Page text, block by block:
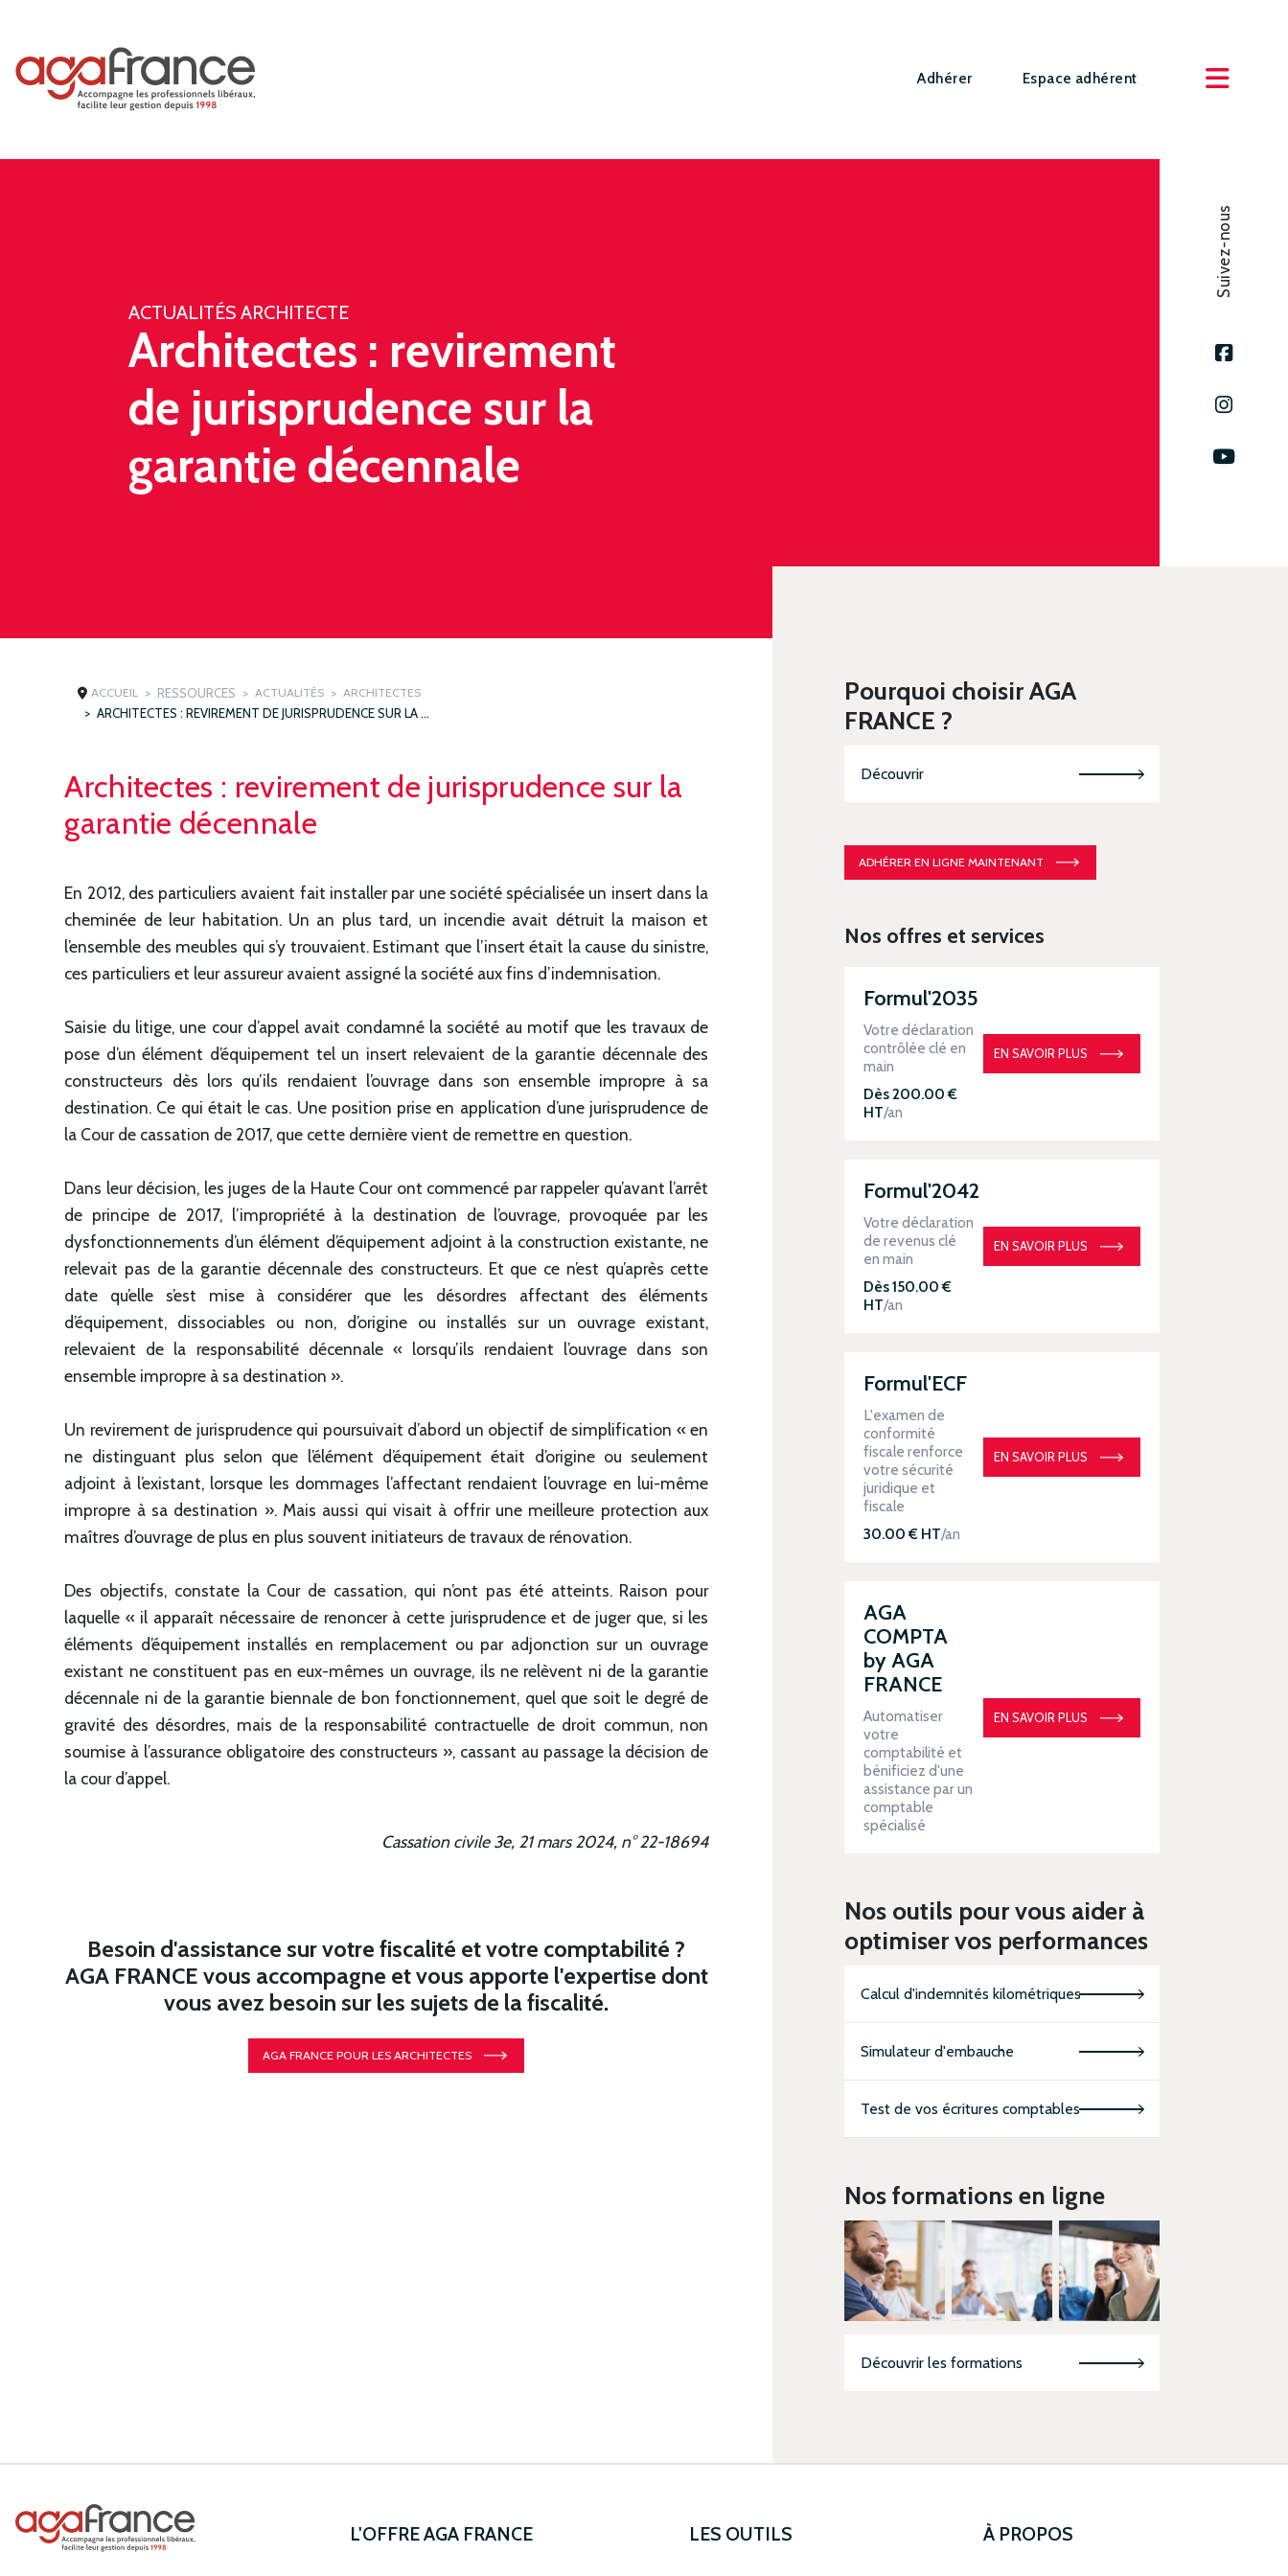
Adhérer Espace adhérent
ACTUALITÉS ARCHITECTE
Architectes : revirement
de jurisprudence sur la
garantie décennale
Suivez-nous
ACCUEIL RESSOURCES ACTUALITÉS ARCHITECTES
ARCHITECTES : REVIREMENT DE JURISPRUDENCE SUR LA GARANTIE DÉCENNALE
Architectes : revirement de jurisprudence sur la
garantie décennale
En 2012, des particuliers avaient fait installer par une société spécialisée un insert dans la
cheminée de leur habitation. Un an plus tard, un incendie avait détruit la maison et
l’ensemble des meubles qui s’y trouvaient. Estimant que l’insert était la cause du sinistre,
ces particuliers et leur assureur avaient assigné la société aux fins d’indemnisation.
Saisie du litige, une cour d’appel avait condamné la société au motif que les travaux de
pose d’un élément d’équipement tel un insert relevaient de la garantie décennale des
constructeurs dès lors qu’ils rendaient l’ouvrage dans son ensemble impropre à sa
destination. Ce qui était le cas. Une position prise en application d’une jurisprudence de
la Cour de cassation de 2017, que cette dernière vient de remettre en question.
Dans leur décision, les juges de la Haute Cour ont commencé par rappeler qu’avant l’arrêt
de principe de 2017, l’impropriété à la destination de l’ouvrage, provoquée par les
dysfonctionnements d’un élément d’équipement adjoint à la construction existante, ne
relevait pas de la garantie décennale des constructeurs. Et que ce n’est qu’après cette
date qu’elle s’est mise à considérer que les désordres affectant des éléments
d’équipement, dissociables ou non, d’origine ou installés sur un ouvrage existant,
relevaient de la responsabilité décennale « lorsqu’ils rendaient l’ouvrage dans son
ensemble impropre à sa destination ».
Un revirement de jurisprudence qui poursuivait d’abord un objectif de simplification « en
ne distinguant plus selon que l’élément d’équipement était d’origine ou seulement
adjoint à l’existant, lorsque les dommages l’affectant rendaient l’ouvrage en lui-même
impropre à sa destination ». Mais aussi qui visait à offrir une meilleure protection aux
maîtres d’ouvrage de plus en plus souvent initiateurs de travaux de rénovation.
Des objectifs, constate la Cour de cassation, qui n’ont pas été atteints. Raison pour
laquelle « il apparaît nécessaire de renoncer à cette jurisprudence et de juger que, si les
éléments d’équipement installés en remplacement ou par adjonction sur un ouvrage
existant ne constituent pas en eux-mêmes un ouvrage, ils ne relèvent ni de la garantie
décennale ni de la garantie biennale de bon fonctionnement, quel que soit le degré de
gravité des désordres, mais de la responsabilité contractuelle de droit commun, non
soumise à l’assurance obligatoire des constructeurs », cassant au passage la décision de
la cour d’appel.
Cassation civile 3e, 21 mars 2024, n° 22-18694
Besoin d'assistance sur votre fiscalité et votre comptabilité ?
AGA FRANCE vous accompagne et vous apporte l'expertise dont
vous avez besoin sur les sujets de la fiscalité.
AGA FRANCE POUR LES ARCHITECTES
Pourquoi choisir AGA
FRANCE ?
Découvrir
ADHÉRER EN LIGNE MAINTENANT
Nos offres et services
Formul'2035
Votre déclaration
contrôlée clé en
main
Dès 200.00 €
HT/an
EN SAVOIR PLUS
Formul'2042
Votre déclaration
de revenus clé
en main
Dès 150.00 €
HT/an
EN SAVOIR PLUS
Formul'ECF
L'examen de
conformité
fiscale renforce
votre sécurité
juridique et
fiscale
30.00 € HT/an
EN SAVOIR PLUS
AGA
COMPTA
by AGA
FRANCE
Automatiser
votre
comptabilité et
bénificiez d'une
assistance par un
comptable
spécialisé
EN SAVOIR PLUS
Nos outils pour vous aider à
optimiser vos performances
Calcul d'indemnités kilométriques
Simulateur d'embauche
Test de vos écritures comptables
Nos formations en ligne
Découvrir les formations
L'OFFRE AGA FRANCE LES OUTILS À PROPOS